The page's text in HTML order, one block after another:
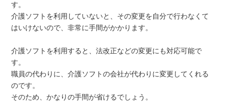
す。
介護ソフトを利用していないと、その変更を自分で行わなくて
はいけないので、非常に手間がかかります。
介護ソフトを利用すると、法改正などの変更にも対応可能で
す。
職員の代わりに、介護ソフトの会社が代わりに変更してくれる
のです。
そのため、かなりの手間が省けるでしょう。